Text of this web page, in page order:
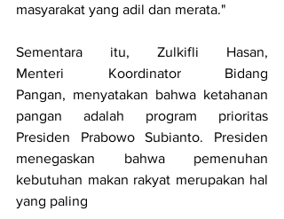
masyarakat yang adil dan merata."
Sementara itu, Zulkifli Hasan,
Menteri Koordinator Bidang
Pangan, menyatakan bahwa ketahanan
pangan adalah program prioritas
Presiden Prabowo Subianto. Presiden
menegaskan bahwa pemenuhan
kebutuhan makan rakyat merupakan hal
yang paling